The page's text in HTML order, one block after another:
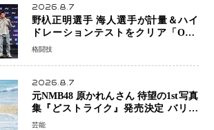
2026.8.7
野杁正明選手 海人選手が計量＆ハイ
ドレーションテストをクリア「ONE
SAMURAI 2」決戦へ万全の準備整う
格闘技
2026.8.7
元NMB48 原かれんさん 待望の1st写真
集『どストライク』発売決定 バリで
魅せる25歳の新境地
芸能